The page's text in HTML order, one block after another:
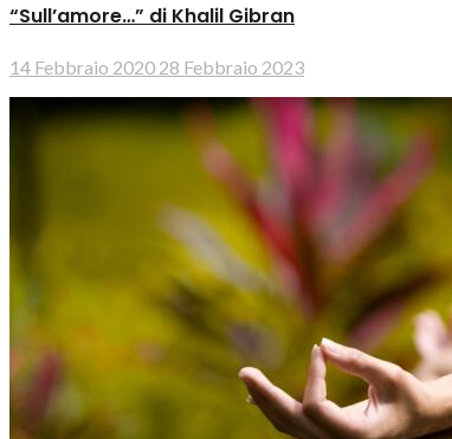
“Sull’amore…” di Khalil Gibran
14 Febbraio 2020 28 Febbraio 2023